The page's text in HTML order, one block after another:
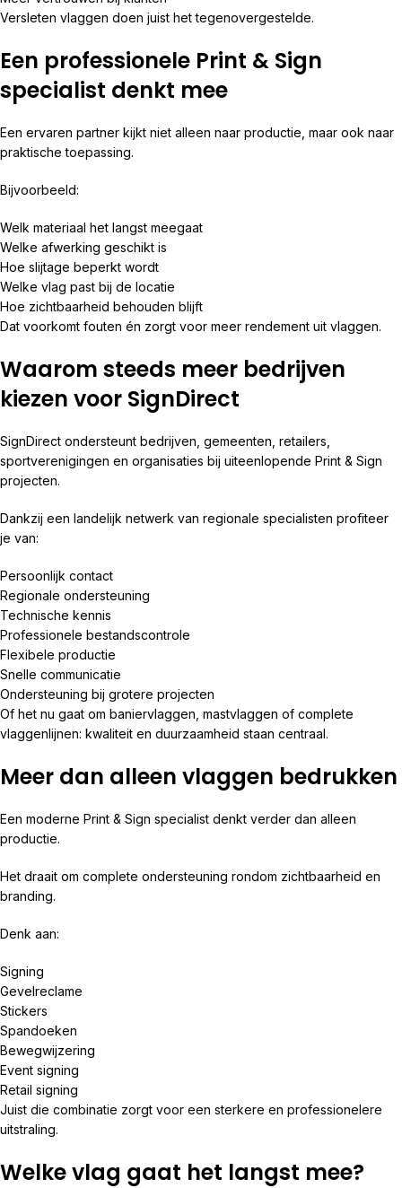
Versleten vlaggen doen juist het tegenovergestelde.
Een professionele Print & Sign
specialist denkt mee
Een ervaren partner kijkt niet alleen naar productie, maar ook naar
praktische toepassing.
Bijvoorbeeld:
Welk materiaal het langst meegaat
Welke afwerking geschikt is
Hoe slijtage beperkt wordt
Welke vlag past bij de locatie
Hoe zichtbaarheid behouden blijft
Dat voorkomt fouten én zorgt voor meer rendement uit vlaggen.
Waarom steeds meer bedrijven
kiezen voor SignDirect
SignDirect ondersteunt bedrijven, gemeenten, retailers,
sportverenigingen en organisaties bij uiteenlopende Print & Sign
projecten.
Dankzij een landelijk netwerk van regionale specialisten profiteer
je van:
Persoonlijk contact
Regionale ondersteuning
Technische kennis
Professionele bestandscontrole
Flexibele productie
Snelle communicatie
Ondersteuning bij grotere projecten
Of het nu gaat om baniervlaggen, mastvlaggen of complete
vlaggenlijnen: kwaliteit en duurzaamheid staan centraal.
Meer dan alleen vlaggen bedrukken
Een moderne Print & Sign specialist denkt verder dan alleen
productie.
Het draait om complete ondersteuning rondom zichtbaarheid en
branding.
Denk aan:
Signing
Gevelreclame
Stickers
Spandoeken
Bewegwijzering
Event signing
Retail signing
Juist die combinatie zorgt voor een sterkere en professionelere
uitstraling.
Welke vlag gaat het langst mee?